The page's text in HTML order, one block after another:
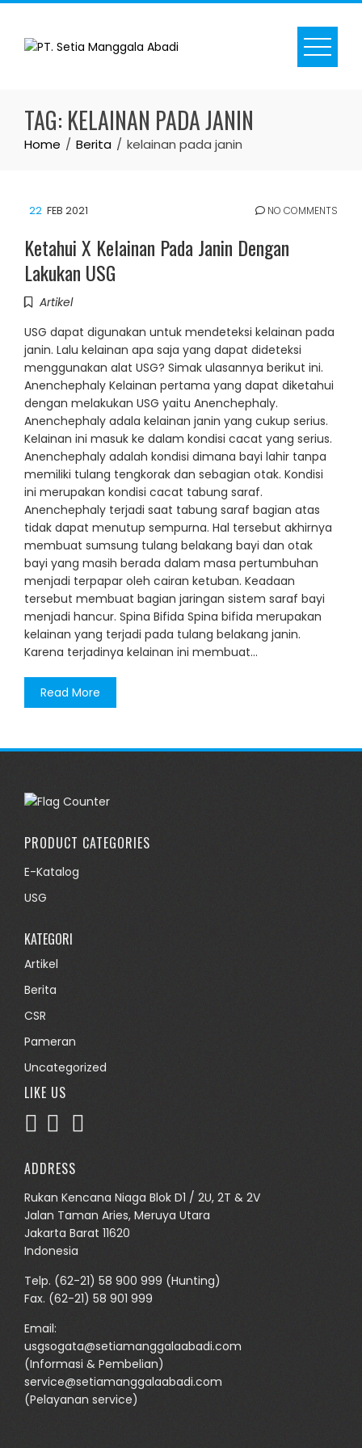
Skip
content
TAG: KELAINAN PADA JANIN
Home Berita kelainan pada janin
22 FEB 2021 NO COMMENTS
Ketahui X Kelainan Pada Janin Dengan
Lakukan USG
Artikel
USG dapat digunakan untuk mendeteksi kelainan pada
janin. Lalu kelainan apa saja yang dapat dideteksi
menggunakan alat USG? Simak ulasannya berikut ini.
Anenchephaly Kelainan pertama yang dapat diketahui
dengan melakukan USG yaitu Anenchephaly.
Anenchephaly adala kelainan janin yang cukup serius.
Kelainan ini masuk ke dalam kondisi cacat yang serius.
Anenchephaly adalah kondisi dimana bayi lahir tanpa
memiliki tulang tengkorak dan sebagian otak. Kondisi
ini merupakan kondisi cacat tabung saraf.
Anenchephaly terjadi saat tabung saraf bagian atas
tidak dapat menutup sempurna. Hal tersebut akhirnya
membuat sumsung tulang belakang bayi dan otak
bayi yang masih berada dalam masa pertumbuhan
menjadi terpapar oleh cairan ketuban. Keadaan
tersebut membuat bagian jaringan sistem saraf bayi
menjadi hancur. Spina Bifida Spina bifida merupakan
kelainan yang terjadi pada tulang belakang janin.
Karena terjadinya kelainan ini membuat…
Read More
PRODUCT CATEGORIES
E-Katalog
USG
KATEGORI
Artikel
Berita
CSR
Pameran
Uncategorized
LIKE US
ADDRESS
Rukan Kencana Niaga Blok D1 / 2U, 2T & 2V
Jalan Taman Aries, Meruya Utara
Jakarta Barat 11620
Indonesia
Telp. (62-21) 58 900 999 (Hunting)
Fax. (62-21) 58 901 999
Email:
usgsogata@setiamanggalaabadi.com
(Informasi & Pembelian)
service@setiamanggalaabadi.com
(Pelayanan service)